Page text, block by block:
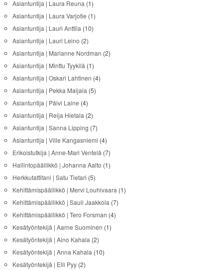
Asiantuntija | Laura Reuna (1)
Asiantuntija | Laura Varjotie (1)
Asiantuntija | Lauri Anttila (10)
Asiantuntija | Lauri Leino (2)
Asiantuntija | Marianne Nordman (2)
Asiantuntija | Minttu Tyykilä (1)
Asiantuntija | Oskari Lahtinen (4)
Asiantuntija | Pekka Maijala (5)
Asiantuntija | Päivi Laine (4)
Asiantuntija | Reija Hietala (2)
Asiantuntija | Sanna Lipping (7)
Asiantuntija | Ville Kangasniemi (4)
Erikoistutkija | Anne-Mari Ventelä (7)
Hallintopäällikkö | Johanna Aalto (1)
Herkkutattifani | Satu Tietari (5)
Kehittämispäällikkö | Mervi Louhivaara (1)
Kehittämispäällikkö | Sauli Jaakkola (7)
Kehittämispäällikkö | Tero Forsman (4)
Kesätyöntekijä | Aarne Suominen (1)
Kesätyöntekijä | Aino Kahala (2)
Kesätyöntekijä | Anna Kahala (10)
Kesätyöntekijä | Elli Pyy(2)